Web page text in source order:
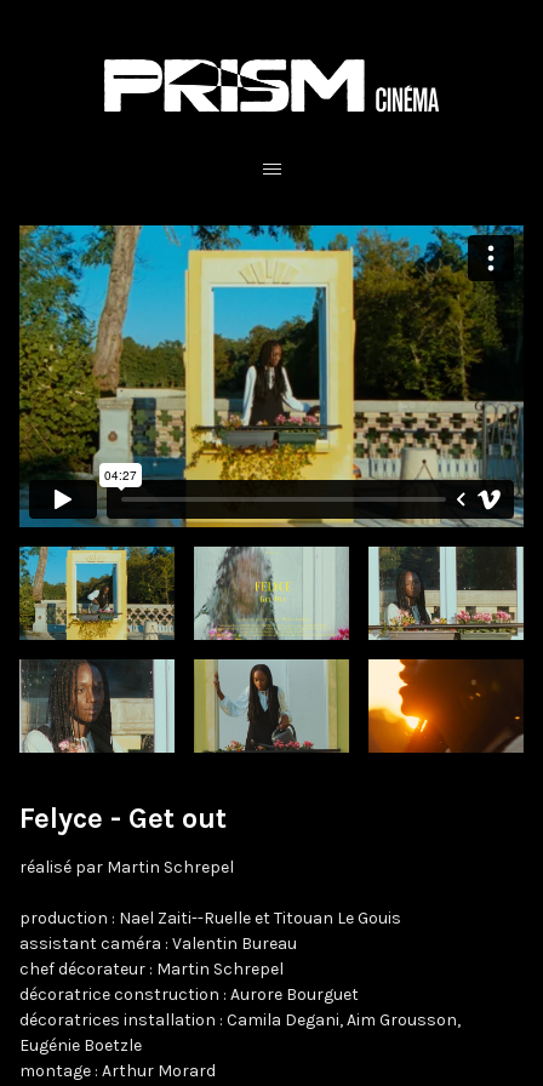
Felyce - Get out
réalisé par Martin Schrepel
production : Nael Zaiti--Ruelle et Titouan Le Gouis
assistant caméra : Valentin Bureau
chef décorateur : Martin Schrepel
décoratrice construction : Aurore Bourguet
décoratrices installation : Camila Degani, Aim Grousson,
Eugénie Boetzle
montage : Arthur Morard